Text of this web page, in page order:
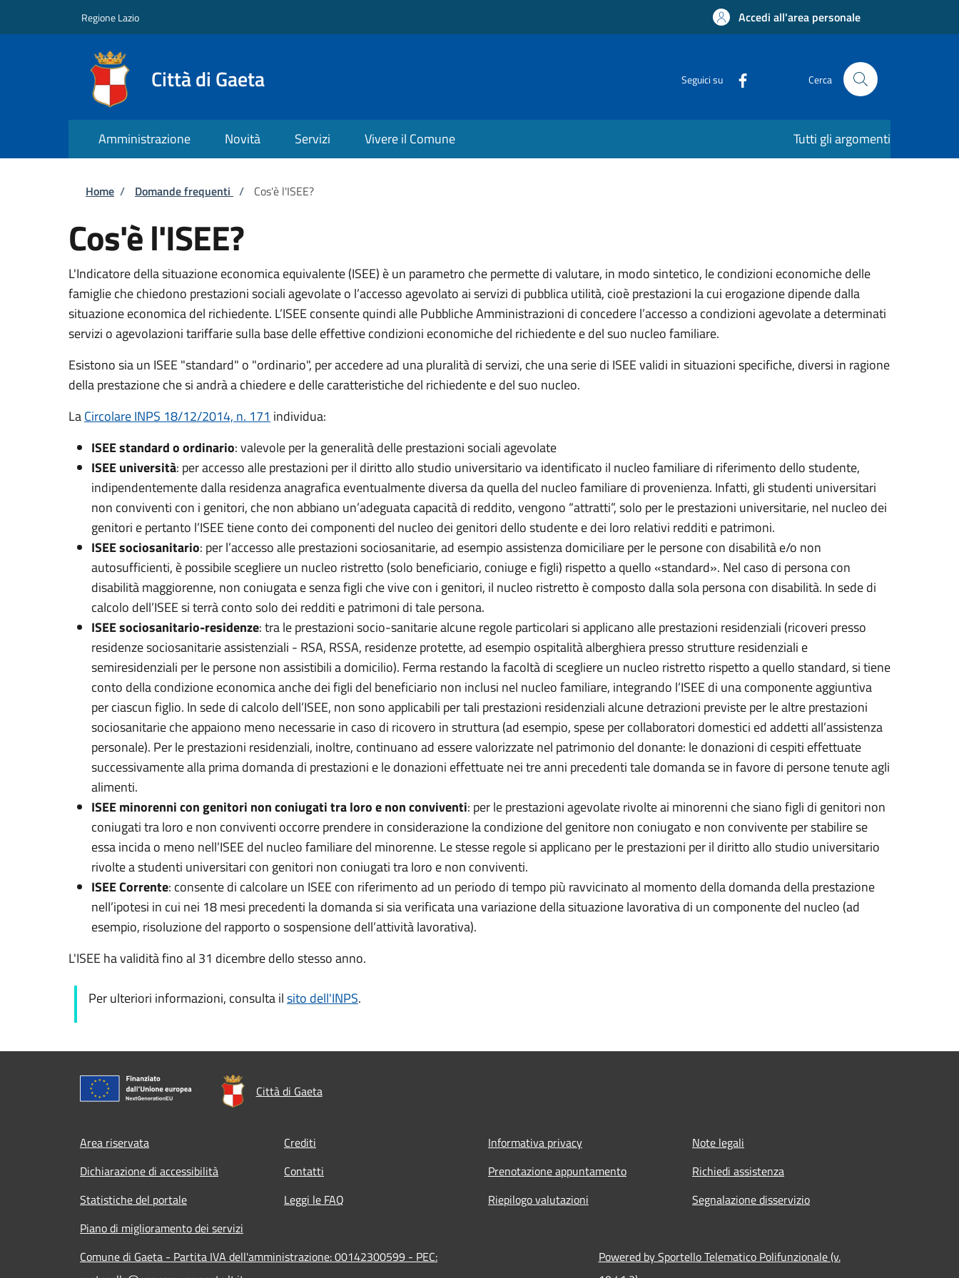
Regione Lazio Accedi all'area personale
Città di Gaeta Seguici su Cerca
Amministrazione Novità Servizi Vivere il Comune Tutti gli argomenti
Briciole di pane
Home / Domande frequenti / Cos'è l'ISEE?
Cos'è l'ISEE?
L'Indicatore della situazione economica equivalente (ISEE) è un parametro che permette di valutare, in modo sintetico, le condizioni economiche delle
famiglie che chiedono prestazioni sociali agevolate o l’accesso agevolato ai servizi di pubblica utilità, cioè prestazioni la cui erogazione dipende dalla
situazione economica del richiedente. L’ISEE consente quindi alle Pubbliche Amministrazioni di concedere l’accesso a condizioni agevolate a determinati
servizi o agevolazioni tariffarie sulla base delle effettive condizioni economiche del richiedente e del suo nucleo familiare.
Esistono sia un ISEE "standard" o "ordinario", per accedere ad una pluralità di servizi, che una serie di ISEE validi in situazioni specifiche, diversi in ragione
della prestazione che si andrà a chiedere e delle caratteristiche del richiedente e del suo nucleo.
LaCircolare INPS 18/12/2014, n. 171 individua:
ISEE standard o ordinario: valevole per la generalità delle prestazioni sociali agevolate
ISEE università: per accesso alle prestazioni per il diritto allo studio universitario va identificato il nucleo familiare di riferimento dello studente,
indipendentemente dalla residenza anagrafica eventualmente diversa da quella del nucleo familiare di provenienza. Infatti, gli studenti universitari
non conviventi con i genitori, che non abbiano un’adeguata capacità di reddito, vengono “attratti”, solo per le prestazioni universitarie, nel nucleo dei
genitori e pertanto l’ISEE tiene conto dei componenti del nucleo dei genitori dello studente e dei loro relativi redditi e patrimoni.
ISEE sociosanitario: per l’accesso alle prestazioni sociosanitarie, ad esempio assistenza domiciliare per le persone con disabilità e/o non
autosufficienti, è possibile scegliere un nucleo ristretto (solo beneficiario, coniuge e figli) rispetto a quello «standard». Nel caso di persona con
disabilità maggiorenne, non coniugata e senza figli che vive con i genitori, il nucleo ristretto è composto dalla sola persona con disabilità. In sede di
calcolo dell’ISEE si terrà conto solo dei redditi e patrimoni di tale persona.
ISEE sociosanitario-residenze: tra le prestazioni socio-sanitarie alcune regole particolari si applicano alle prestazioni residenziali (ricoveri presso
residenze sociosanitarie assistenziali - RSA, RSSA, residenze protette, ad esempio ospitalità alberghiera presso strutture residenziali e
semiresidenziali per le persone non assistibili a domicilio). Ferma restando la facoltà di scegliere un nucleo ristretto rispetto a quello standard, si tiene
conto della condizione economica anche dei figli del beneficiario non inclusi nel nucleo familiare, integrando l’ISEE di una componente aggiuntiva
per ciascun figlio. In sede di calcolo dell’ISEE, non sono applicabili per tali prestazioni residenziali alcune detrazioni previste per le altre prestazioni
sociosanitarie che appaiono meno necessarie in caso di ricovero in struttura (ad esempio, spese per collaboratori domestici ed addetti all’assistenza
personale). Per le prestazioni residenziali, inoltre, continuano ad essere valorizzate nel patrimonio del donante: le donazioni di cespiti effettuate
successivamente alla prima domanda di prestazioni e le donazioni effettuate nei tre anni precedenti tale domanda se in favore di persone tenute agli
alimenti.
ISEE minorenni con genitori non coniugati tra loro e non conviventi: per le prestazioni agevolate rivolte ai minorenni che siano figli di genitori non
coniugati tra loro e non conviventi occorre prendere in considerazione la condizione del genitore non coniugato e non convivente per stabilire se
essa incida o meno nell’ISEE del nucleo familiare del minorenne. Le stesse regole si applicano per le prestazioni per il diritto allo studio universitario
rivolte a studenti universitari con genitori non coniugati tra loro e non conviventi.
ISEE Corrente: consente di calcolare un ISEE con riferimento ad un periodo di tempo più ravvicinato al momento della domanda della prestazione
nell’ipotesi in cui nei 18 mesi precedenti la domanda si sia verificata una variazione della situazione lavorativa di un componente del nucleo (ad
esempio, risoluzione del rapporto o sospensione dell’attività lavorativa).
L'ISEE ha validità fino al 31 dicembre dello stesso anno.
Per ulteriori informazioni, consulta ilsito dell'INPS.
Città di Gaeta
Footer menu
Area riservata Crediti Informativa privacy
Note legali
Dichiarazione di accessibilità
Contatti Prenotazione appuntamento
Richiedi assistenza
Statistiche del portale
Leggi le FAQ Riepilogo valutazioni
Segnalazione disservizio
Piano di miglioramento dei servizi
Comune di Gaeta - Partita IVA dell'amministrazione: 00142300599 - PEC:
Powered by Sportello Telematico Polifunzionale (v.